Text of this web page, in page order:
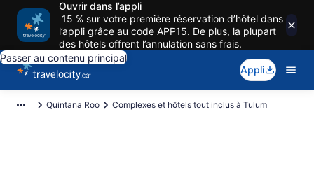
Ouvrir dans l’appli
15 % sur votre première réservation d’hôtel dans
l’appli grâce au code APP15. De plus, la plupart
des hôtels offrent l’annulation sans frais.
Passer au contenu principal
Appli
Quintana Roo Complexes et hôtels tout inclus à Tulum